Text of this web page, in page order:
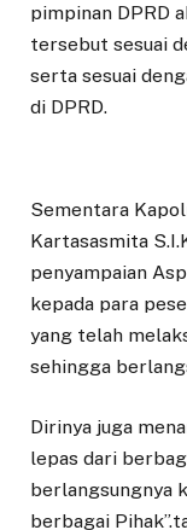
pimpinan DPRD
tersebut sesuai
serta sesuai
di DPRD.
Sementara
Kartasasmita
penyampaian
kepada para
yang telah
sehingga
Dirinya juga
lepas dari
berlangsungnya
berbagai